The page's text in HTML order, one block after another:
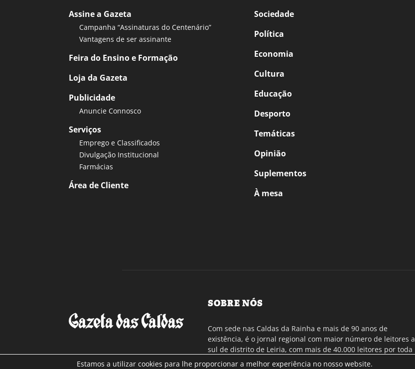
Assine a Gazeta
Campanha “Assinaturas do Centenário”
Vantagens de ser assinante
Feira do Ensino e Formação
Loja da Gazeta
Publicidade
Anuncie Connosco
Serviços
Emprego e Classificados
Divulgação Institucional
Farmácias
Área de Cliente
Sociedade
Política
Economia
Cultura
Educação
Desporto
Temáticas
Opinião
Suplementos
À mesa
SOBRE NÓS
Com sede nas Caldas da Rainha e mais de 90 anos de
existência, é o jornal regional com maior número de leitores a
sul de distrito de Leiria, com mais de 40.000 leitores por toda
a região Oeste. Jornal com distribuição em Portugal
Estamos a utilizar cookies para lhe proporcionar a melhor experiência no nosso website.